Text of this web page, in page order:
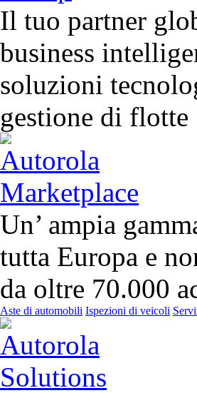
Il tuo partner
business
soluzioni
gestione di flotte
Un’ ampia
tutta Europa e
da oltre 70.000
Aste di automobili Ispezioni di veicoli